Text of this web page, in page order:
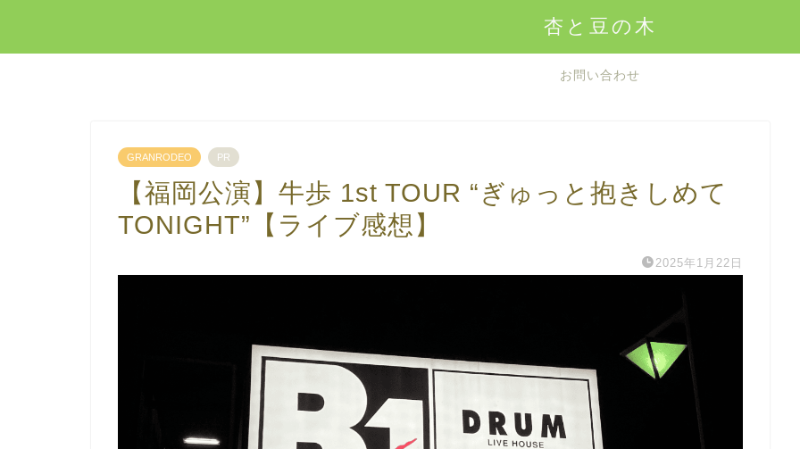
杏と豆の木
お問い合わせ
GRANRODEO PR
【福岡公演】牛歩 1st TOUR “ぎゅっと抱きしめて
TONIGHT”【ライブ感想】
2025年1月22日